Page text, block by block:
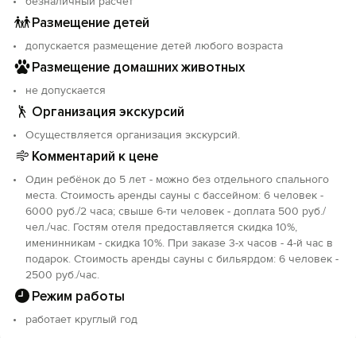
Размещение детей
допускается размещение детей любого возраста
Размещение домашних животных
не допускается
Организация экскурсий
Осуществляется организация экскурсий.
Комментарий к цене
Один ребёнок до 5 лет - можно без отдельного спального
места. Стоимость аренды сауны с бассейном: 6 человек -
6000 руб./2 часа; свыше 6-ти человек - доплата 500 руб./
чел./час. Гостям отеля предоставляется скидка 10%,
именинникам - скидка 10%. При заказе 3-х часов - 4-й час в
подарок. Стоимость аренды сауны с бильярдом: 6 человек -
2500 руб./час.
Режим работы
работает круглый год